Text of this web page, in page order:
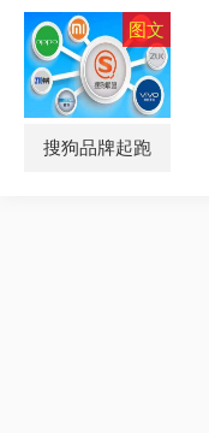
搜狗品牌起跑